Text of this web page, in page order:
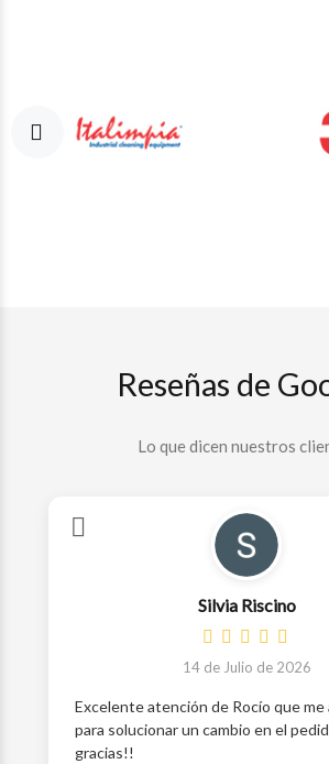
Reseñas de
Lo que dicen nuestros
Silvia Riscino
14 de Julio de 2026
Excelente atención de Rocío que me
para solucionar un cambio en el
gracias!!